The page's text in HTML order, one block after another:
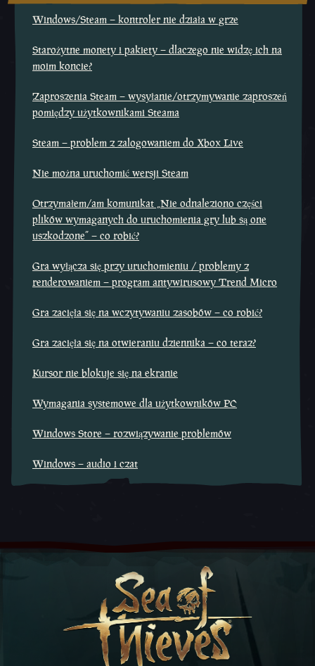
Windows/Steam – kontroler nie działa w grze
Starożytne monety i pakiety – dlaczego nie widzę ich na
moim koncie?
Zaproszenia Steam – wysyłanie/otrzymywanie zaproszeń
pomiędzy użytkownikami Steama
Steam – problem z zalogowaniem do Xbox Live
Nie można uruchomić wersji Steam
Otrzymałem/am komunikat „Nie odnaleziono części
plików wymaganych do uruchomienia gry lub są one
uszkodzone” – co robić?
Gra wyłącza się przy uruchomieniu / problemy z
renderowaniem – program antywirusowy Trend Micro
Gra zacięła się na wczytywaniu zasobów – co robić?
Gra zacięła się na otwieraniu dziennika – co teraz?
Kursor nie blokuje się na ekranie
Wymagania systemowe dla użytkowników PC
Windows Store – rozwiązywanie problemów
Windows – audio i czat